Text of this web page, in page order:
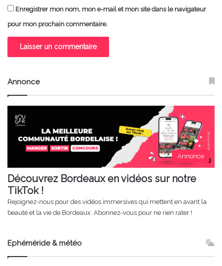
Enregistrer mon nom, mon e-mail et mon site dans le navigateur
pour mon prochain commentaire.
Annonce
Annonce
Découvrez Bordeaux en vidéos sur notre
TikTok !
Rejoignez-nous pour des vidéos immersives qui mettent en avant la
beauté et la vie de Bordeaux. Abonnez-vous pour ne rien rater !
Ephéméride & météo